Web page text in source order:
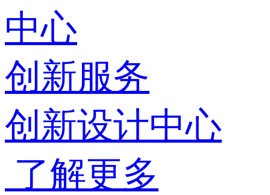
中心
创新服务
创新设计中心
了解更多